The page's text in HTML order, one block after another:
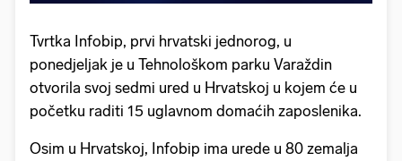
Tvrtka Infobip, prvi hrvatski jednorog, u
ponedjeljak je u Tehnološkom parku Varaždin
otvorila svoj sedmi ured u Hrvatskoj u kojem će u
početku raditi 15 uglavnom domaćih zaposlenika.
Osim u Hrvatskoj, Infobip ima urede u 80 zemalja